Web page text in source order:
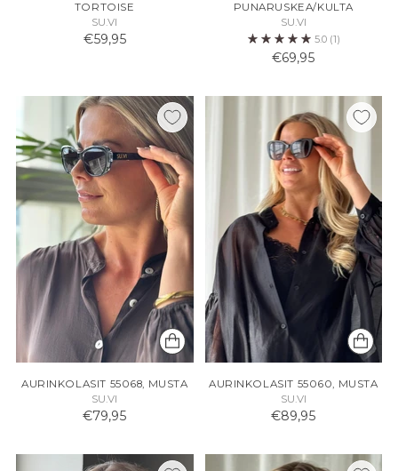
TORTOISE
SU.VI
€59,95
PUNARUSKEA/KULTA
SU.VI
5.0 (1)
€69,95
AURINKOLASIT 55068, MUSTA
SU.VI
€79,95
AURINKOLASIT 55060, MUSTA
SU.VI
€89,95